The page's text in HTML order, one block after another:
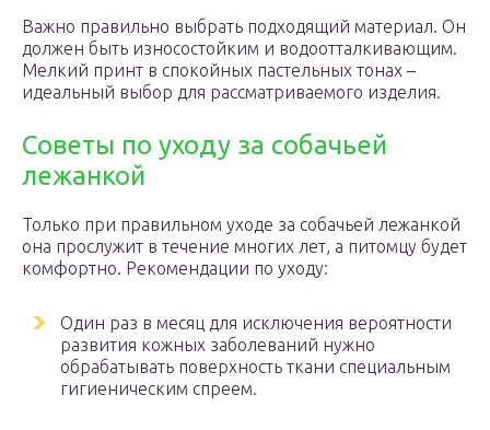
Важно правильно выбрать подходящий материал. Он
должен быть износостойким и водоотталкивающим.
Мелкий принт в спокойных пастельных тонах –
идеальный выбор для рассматриваемого изделия.
Советы по уходу за собачьей
лежанкой
Только при правильном уходе за собачьей лежанкой
она прослужит в течение многих лет, а питомцу будет
комфортно. Рекомендации по уходу:
Один раз в месяц для исключения вероятности
развития кожных заболеваний нужно
обрабатывать поверхность ткани специальным
гигиеническим спреем.